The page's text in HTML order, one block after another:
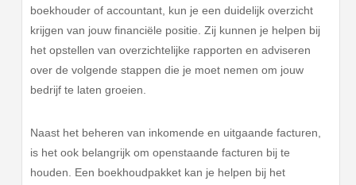
boekhouder of accountant, kun je een duidelijk overzicht
krijgen van jouw financiële positie. Zij kunnen je helpen bij
het opstellen van overzichtelijke rapporten en adviseren
over de volgende stappen die je moet nemen om jouw
bedrijf te laten groeien.
Naast het beheren van inkomende en uitgaande facturen,
is het ook belangrijk om openstaande facturen bij te
houden. Een boekhoudpakket kan je helpen bij het